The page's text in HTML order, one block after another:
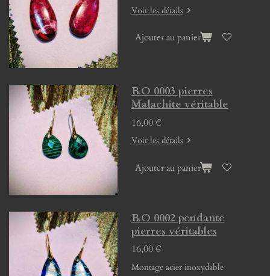
Voir les détails
Ajouter au panier
B.O 0003 pierres
Malachite véritable
16,00 €
Voir les détails
Ajouter au panier
B.O 0002 pendante
pierres véritables
16,00 €
Montage acier inoxydable